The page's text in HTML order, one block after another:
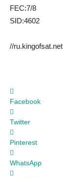
FEC:7/8
SID:4602
//ru.kingofsat.net
Facebook
Twitter
Pinterest
WhatsApp